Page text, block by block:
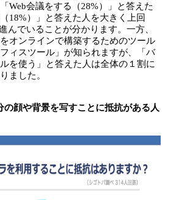
Web会議をする（28%）」と答えた
18%）」と答えた人を大きく上回
んでいることが分かります。一方、
オンラインで構築するためのツール
ィスツール」が知られますが、「バ
を使う」と答えた人は全体の１割に
ました。
の顔や背景を写すことに抵抗がある人